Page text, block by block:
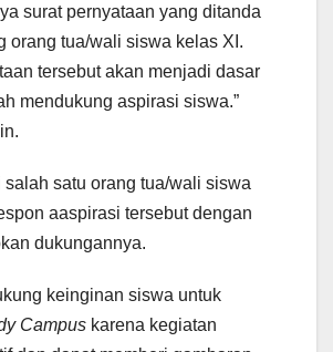
surat pernyataan yang ditanda
orang tua/wali siswa kelas XI.
tersebut akan menjadi dasar
mendukung aspirasi siswa.”
salah satu orang tua/wali siswa
aaspirasi tersebut dengan
dukungannya.
keinginan siswa untuk
Campus karena kegiatan